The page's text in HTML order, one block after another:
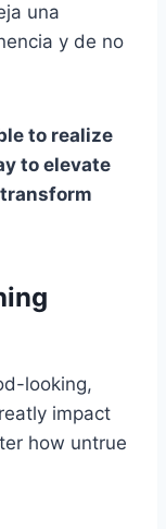
una
y de no
to realize
to elevate
looking,
impact
how untrue